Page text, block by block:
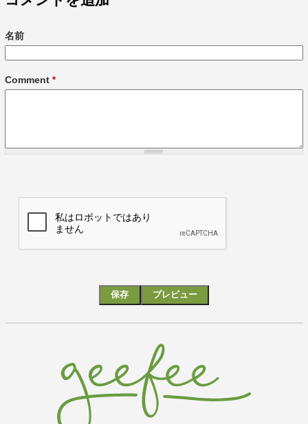
名前
Comment *